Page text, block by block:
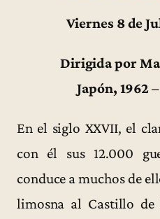
Viernes 8 de
Dirigida por
Japón, 1962
En el siglo XXVII, el
con él sus 12.000
conduce a muchos de
limosna al Castillo